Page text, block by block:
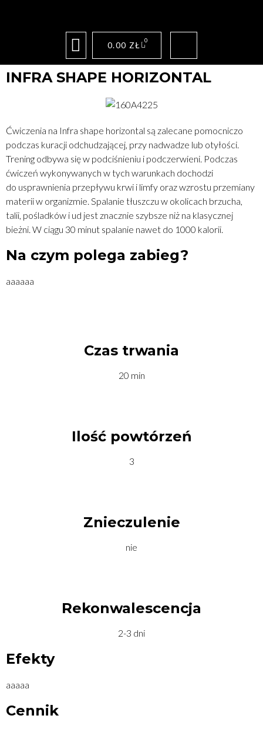
0.00 ZŁ 0
INFRA SHAPE HORIZONTAL
Ćwiczenia na Infra shape horizontal są zalecane pomocniczo
podczas kuracji odchudzającej, przy nadwadze lub otyłości.
Trening odbywa się w podciśnieniu i podczerwieni. Podczas
ćwiczeń wykonywanych w tych warunkach dochodzi
do usprawnienia przepływu krwi i limfy oraz wzrostu przemiany
materii w organizmie. Spalanie tłuszczu w okolicach brzucha,
talii, pośladków i ud jest znacznie szybsze niż na klasycznej
bieżni. W ciągu 30 minut spalanie nawet do 1000 kalorii.
Na czym polega zabieg?
aaaaaa
Czas trwania
20 min
Ilość powtórzeń
3
Znieczulenie
nie
Rekonwalescencja
2-3 dni
Efekty
aaaaa
Cennik